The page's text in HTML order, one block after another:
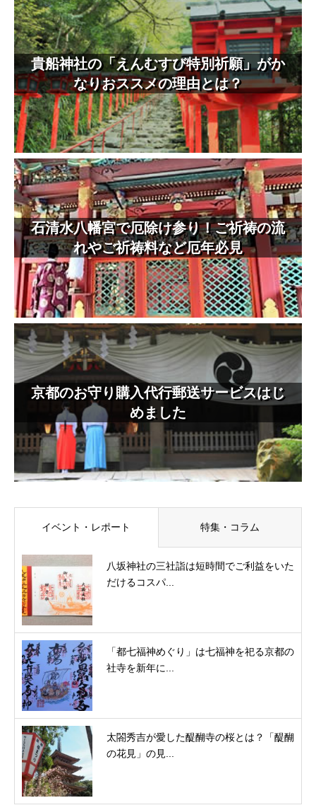
貴船神社の「えんむすび特別祈願」がか
なりおススメの理由とは？
石清水八幡宮で厄除け参り！ご祈祷の流
れやご祈祷料など厄年必見
京都のお守り購入代行郵送サービスはじ
めました
イベント・レポート 特集・コラム
八坂神社の三社詣は短時間でご利益をいた
だけるコスパ...
「都七福神めぐり」は七福神を祀る京都の
社寺を新年に...
太閤秀吉が愛した醍醐寺の桜とは？「醍醐
の花見」の見...